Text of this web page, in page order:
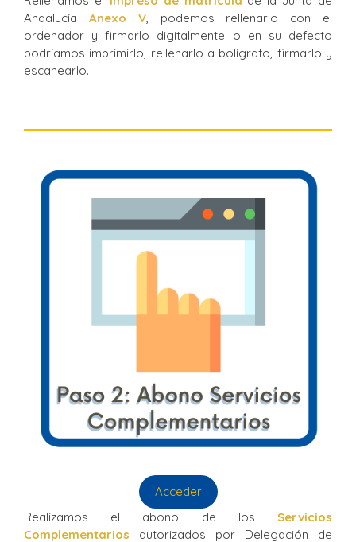
Andalucía Anexo V, podemos rellenarlo con el
ordenador y firmarlo digitalmente o en su defecto
podríamos imprimirlo, rellenarlo a bolígrafo, firmarlo y
escanearlo.
Acceder
Realizamos el abono de los Servicios
Complementarios autorizados por Delegación de